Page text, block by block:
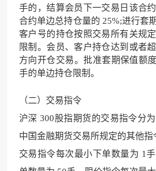
手的，结算会员下一交易日该合
合约单边总持仓量的 25%;进行套
客户号的持仓按照交易所有关规
限制。会员、客户持仓达到或者
方向开仓交易。批准套期保值额
手的单边持仓限制。
（二）交易指令
沪深 300股指期货的交易指令分
中国金融期货交易所规定的其他指
交易指令每次最小下单数量为 1